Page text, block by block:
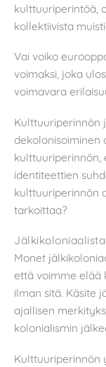
kulttuuriperintöä,
kollektiivista
Vai voiko
voimaksi, joka
voimavara
Kulttuuriperinnön
dekolonisoiminen
kulttuuriperinnön,
identiteettien
kulttuuriperinnön
tarkoittaa?
Monet
että voimme elää
ilman sitä. Käsite
ajallisen
kolonialismin
Kulttuuriperinnön